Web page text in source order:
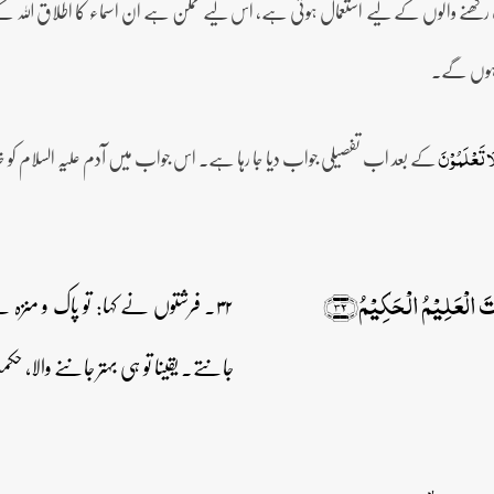
والوں کے لیے استعمال ہوتی ہے، اس لیے ممکن ہے ان اسماء کا اطلاق اللہ
ہوں گے۔
تَعۡلَمُوۡنَکے بعد اب تفصیلی جواب دیا جا رہا ہے۔ اس جواب میں آدم علیہ السلام
الۡحَکِیۡمُ﴿۳۲﴾
۳۲۔ فرشتوں نے کہا: تو پاک و
جانتے۔ یقینا تو ہی بہتر جاننے